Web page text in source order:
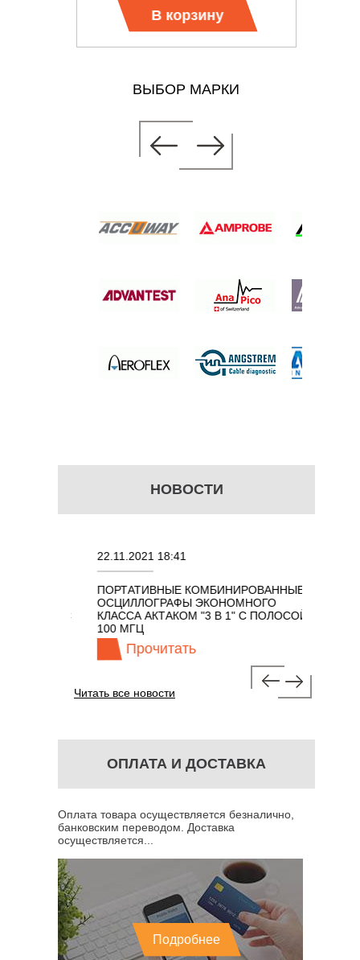
НОВОСТИ
22.11.2021 18:41
ПОРТАТИВНЫЕ КОМБИНИРОВАННЫЕ
ОСЦИЛЛОГРАФЫ ЭКОНОМНОГО
КЛАССА АКТАКОМ "3 В 1" С ПОЛОСОЙ
100 МГЦ
Прочитать
Читать все новости
ОПЛАТА И ДОСТАВКА
Оплата товара осуществляется безналично,
банковским переводом. Доставка
осуществляется...
Подробнее
В корзину
ВЫБОР МАРКИ